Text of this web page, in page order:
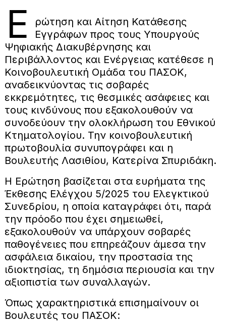
Ε
ρώτηση και Αίτηση Κατάθεσης
Εγγράφων προς τους Υπουργούς
Ψηφιακής Διακυβέρνησης και
Περιβάλλοντος και Ενέργειας κατέθεσε η
Κοινοβουλευτική Ομάδα του ΠΑΣΟΚ,
αναδεικνύοντας τις σοβαρές
εκκρεμότητες, τις θεσμικές ασάφειες και
τους κινδύνους που εξακολουθούν να
συνοδεύουν την ολοκλήρωση του Εθνικού
Κτηματολογίου. Την κοινοβουλευτική
πρωτοβουλία συνυπογράφει και η
Βουλευτής Λασιθίου, Κατερίνα Σπυριδάκη.
Η Ερώτηση βασίζεται στα ευρήματα της
Έκθεσης Ελέγχου 5/2025 του Ελεγκτικού
Συνεδρίου, η οποία καταγράφει ότι, παρά
την πρόοδο που έχει σημειωθεί,
εξακολουθούν να υπάρχουν σοβαρές
παθογένειες που επηρεάζουν άμεσα την
ασφάλεια δικαίου, την προστασία της
ιδιοκτησίας, τη δημόσια περιουσία και την
αξιοπιστία των συναλλαγών.
Όπως χαρακτηριστικά επισημαίνουν οι
Βουλευτές του ΠΑΣΟΚ: